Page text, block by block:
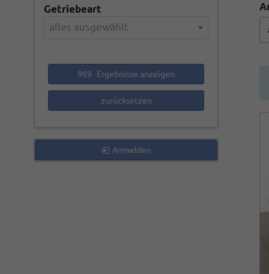
Getriebeart
alles ausgewählt
989 Ergebnisse anzeigen
zurücksetzen
Anmelden